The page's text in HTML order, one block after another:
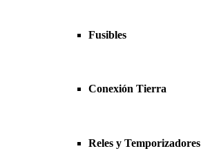
Fusibles
Conexión Tierra
Reles y Temporizadores